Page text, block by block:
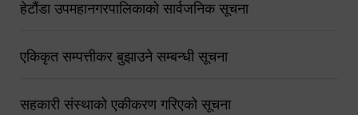
हेटौंडा उपमहानगरपालिकाको सार्वजनिक सूचना
एकिकृत सम्पत्तीकर बुझाउने सम्बन्धी सूचना
सहकारी संस्थाको एकीकरण गरिएको सूचना